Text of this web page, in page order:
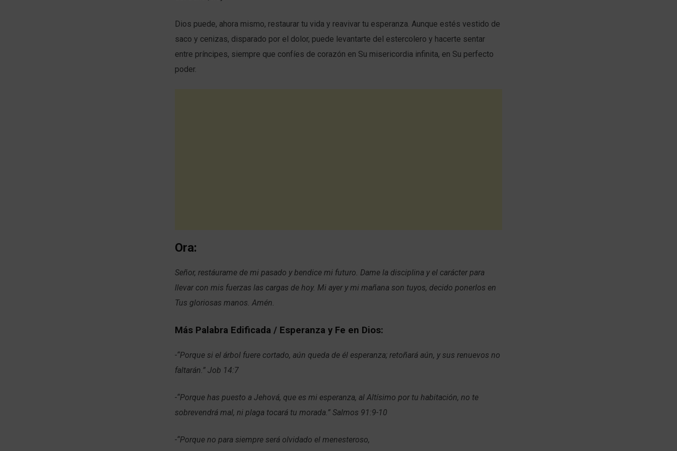
Dios puede, ahora mismo, restaurar tu vida y reavivar tu esperanza. Aunque estés vestido de
saco y cenizas, disparado por el dolor, puede levantarte del estercolero y hacerte sentar
entre príncipes, siempre que confíes de corazón en Su misericordia infinita, en Su perfecto
poder.
Ora:
Señor, restáurame de mi pasado y bendice mi futuro. Dame la disciplina y el carácter para
llevar con mis fuerzas las cargas de hoy. Mi ayer y mi mañana son tuyos, decido ponerlos en
Tus gloriosas manos. Amén.
Más Palabra Edificada / Esperanza y Fe en Dios:
-“Porque si el árbol fuere cortado, aún queda de él esperanza; retoñará aún, y sus renuevos no
faltarán.” Job 14:7
-“Porque has puesto a Jehová, que es mi esperanza, al Altísimo por tu habitación, no te
sobrevendrá mal, ni plaga tocará tu morada.” Salmos 91:9-10
-“Porque no para siempre será olvidado el menesteroso,